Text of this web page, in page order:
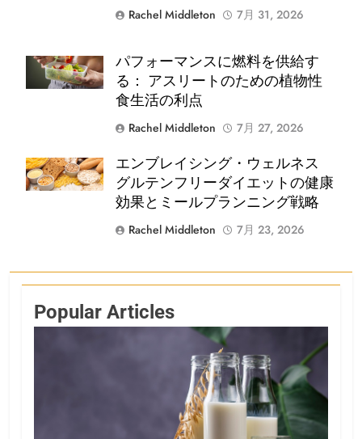
Rachel Middleton
7月 31, 2026
Shutterstock
パフォーマンスに燃料を供給す
る： アスリートのための植物性
食生活の利点
Rachel Middleton
7月 27, 2026
Shutterstock
エンブレイシング・ウェルネス
グルテンフリーダイエットの健康
効果とミールプランニング戦略
Rachel Middleton
7月 23, 2026
Popular Articles